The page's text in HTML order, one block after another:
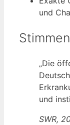
und
„Die
und
SWR,